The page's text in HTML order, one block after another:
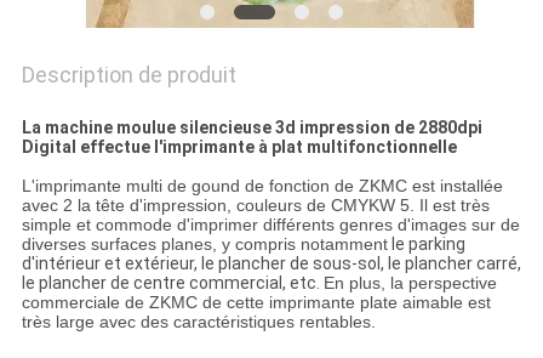
Description de produit
La machine moulue silencieuse 3d impression de 2880dpi
Digital effectue l'imprimante à plat multifonctionnelle
L'imprimante multi de gound de fonction de ZKMC est installée
avec 2 la tête d'impression, couleurs de CMYKW 5. Il est très
simple et commode d'imprimer différents genres d'images sur de
diverses surfaces planes, y compris notammentle parking
d'intérieur et extérieur, le plancher de sous-sol, le plancher carré,
le plancher de centre commercial, etc. En plus, la perspective
commerciale de ZKMC de cette imprimante plate aimable est
très large avec des caractéristiques rentables.